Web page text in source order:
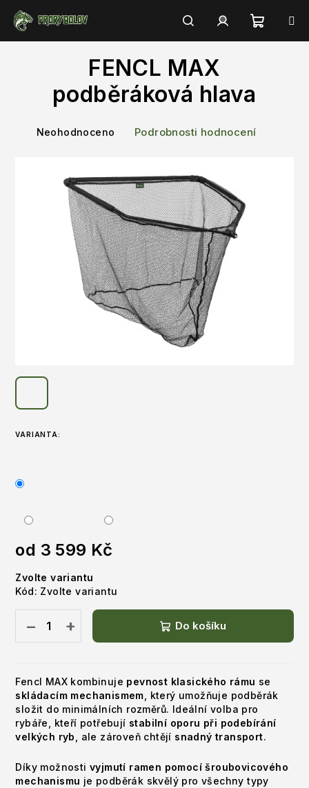
obsah
HledatPřihlášení
Fencl MAX kombinuje pevnost klasického rámu se
skládacím mechanismem , který umožňuje podběrák
složit do minimálních rozměrů. Ideální volba pro
rybáře, kteří potřebují stabilní oporu při podebírání
velkých ryb
, ale zároveň chtějí snadný transport.
Díky možnostivyjmutí ramen pomocí šroubovicového
mechanismu je podběrák skvělý pro všechny typy
VARIANTA:
od 3 599 Kč
cena:
Zvolte variantu
Kód: Zvolte variantu
+
− Do košíku
FENCL MAX
podběráková hlava
hodnocení
hvězdiček.
Neohodnoceno Podrobnosti hodnocení